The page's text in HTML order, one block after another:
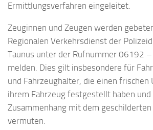
Ermittlungsverfahren eingeleitet.
Zeuginnen und Zeugen werden
Regionalen Verkehrsdienst der
Taunus unter der Rufnummer 06192
melden. Dies gilt insbesondere für
und Fahrzeughalter, die einen frischen
ihrem Fahrzeug festgestellt haben und
Zusammenhang mit dem geschilderten
vermuten.